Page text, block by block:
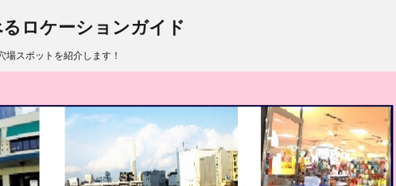
ロケーションガイド
スポットを紹介します！